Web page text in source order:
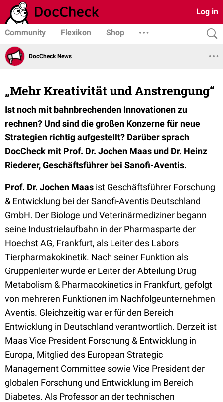
Log in
Community Flexikon Shop
DocCheck News
„Mehr Kreativität und Anstrengung“
Ist noch mit bahnbrechenden Innovationen zu
rechnen? Und sind die großen Konzerne für neue
Strategien richtig aufgestellt? Darüber sprach
DocCheck mit Prof. Dr. Jochen Maas und Dr. Heinz
Riederer, Geschäftsführer bei Sanofi-Aventis.
Prof. Dr. Jochen Maas ist Geschäftsführer Forschung
& Entwicklung bei der Sanofi-Aventis Deutschland
GmbH. Der Biologe und Veterinärmediziner begann
seine Industrielaufbahn in der Pharmasparte der
Hoechst AG, Frankfurt, als Leiter des Labors
Tierpharmakokinetik. Nach seiner Funktion als
Gruppenleiter wurde er Leiter der Abteilung Drug
Metabolism & Pharmacokinetics in Frankfurt, gefolgt
von mehreren Funktionen im Nachfolgeunternehmen
Aventis. Gleichzeitig war er für den Bereich
Entwicklung in Deutschland verantwortlich. Derzeit ist
Maas Vice President Forschung & Entwicklung in
Europa, Mitglied des European Strategic
Management Committee sowie Vice President der
globalen Forschung und Entwicklung im Bereich
Diabetes. Als Professor an der technischen